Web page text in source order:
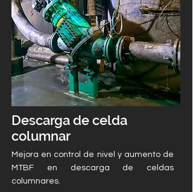
Descarga de celda
columnar
Mejora en control de nivel y aumento de
MTBF en descarga de celdas
columnares.